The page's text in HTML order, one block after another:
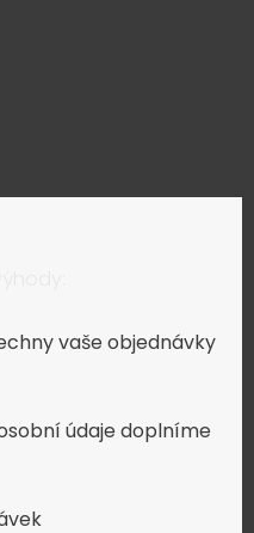
vaše objednávky
údaje doplníme